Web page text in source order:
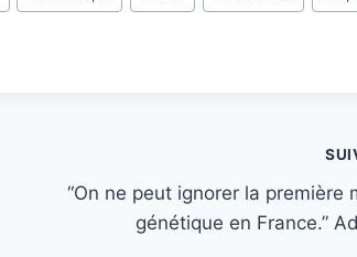
“On ne peut ignorer la première
génétique en France.”